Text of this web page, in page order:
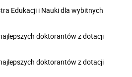
Edukacji i Nauki dla wybitnych
doktorantów z dotacji
doktorantów z dotacji